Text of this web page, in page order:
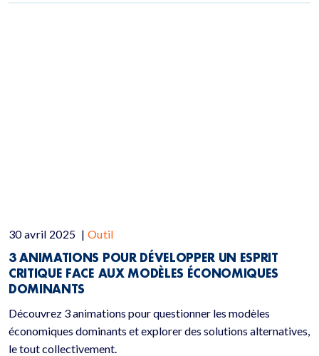
30 avril 2025 | Outil
3 ANIMATIONS POUR DÉVELOPPER UN ESPRIT
CRITIQUE FACE AUX MODÈLES ÉCONOMIQUES
DOMINANTS
Découvrez 3 animations pour questionner les modèles
économiques dominants et explorer des solutions alternatives,
le tout collectivement.